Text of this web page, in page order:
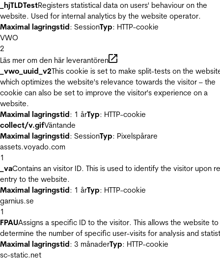
_hjTLDTestRegisters statistical data on users' behaviour on the
website. Used for internal analytics by the website operator.
Maximal lagringstid: SessionTyp: HTTP-cookie
VWO
2
Läs mer om den här leverantören
_vwo_uuid_v2This cookie is set to make split-tests on the
which optimizes the website's relevance towards the visitor – the
cookie can also be set to improve the visitor's experience on a
website.
Maximal lagringstid: 1 årTyp: HTTP-cookie
collect/v.gifVäntande
Maximal lagringstid: SessionTyp: Pixelspårare
assets.voyado.com
1
_vaContains an visitor ID. This is used to identify the visitor upon
entry to the website.
Maximal lagringstid: 1 årTyp: HTTP-cookie
garnius.se
1
FPAUAssigns a specific ID to the visitor. This allows the website to
determine the number of specific user-visits for analysis and
Maximal lagringstid: 3 månaderTyp: HTTP-cookie
sc-static.net